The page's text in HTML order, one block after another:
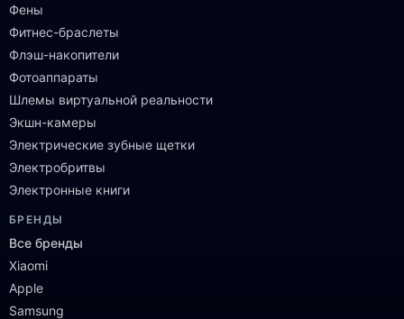
Фены
Фитнес-браслеты
Флэш-накопители
Фотоаппараты
Шлемы виртуальной реальности
Экшн-камеры
Электрические зубные щетки
Электробритвы
Электронные книги
БРЕНДЫ
Все бренды
Xiaomi
Apple
Samsung